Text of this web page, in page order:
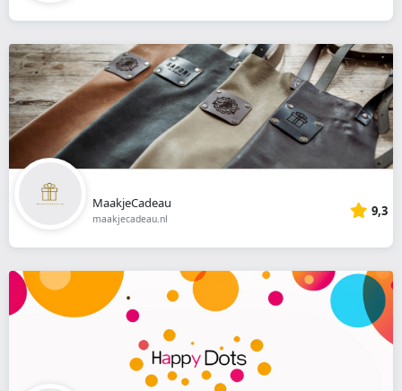
MaakjeCadeau
maakjecadeau.nl 9,3